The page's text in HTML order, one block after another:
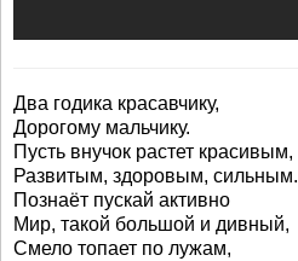
Два годика красавчику,
Дорогому мальчику.
Пусть внучок растет красивым,
Развитым, здоровым, сильным.
Познаёт пускай активно
Мир, такой большой и дивный,
Смело топает по лужам,